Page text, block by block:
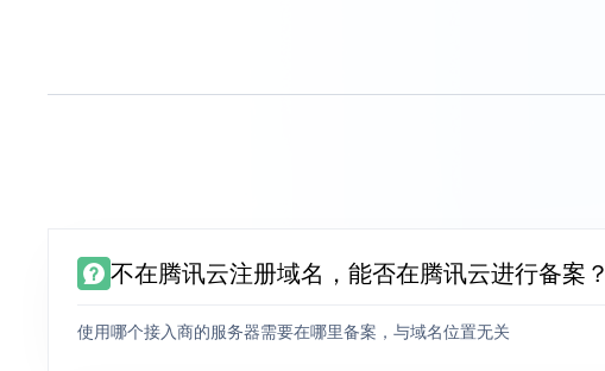
不在腾讯云注册域名，能否在腾讯云进行备案？
使用哪个接入商的服务器需要在哪里备案，与域名位置无关